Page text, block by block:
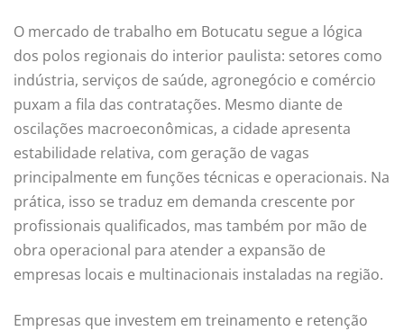
O mercado de trabalho em Botucatu segue a lógica
dos polos regionais do interior paulista: setores como
indústria, serviços de saúde, agronegócio e comércio
puxam a fila das contratações. Mesmo diante de
oscilações macroeconômicas, a cidade apresenta
estabilidade relativa, com geração de vagas
principalmente em funções técnicas e operacionais. Na
prática, isso se traduz em demanda crescente por
profissionais qualificados, mas também por mão de
obra operacional para atender a expansão de
empresas locais e multinacionais instaladas na região.
Empresas que investem em treinamento e retenção